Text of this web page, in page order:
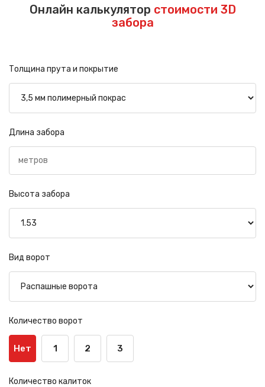
Онлайн калькулятор стоимости 3D
забора
Толщина прута и покрытие
Длина забора
Высота забора
Вид ворот
Количество ворот
Нет 1 2 3
Количество калиток